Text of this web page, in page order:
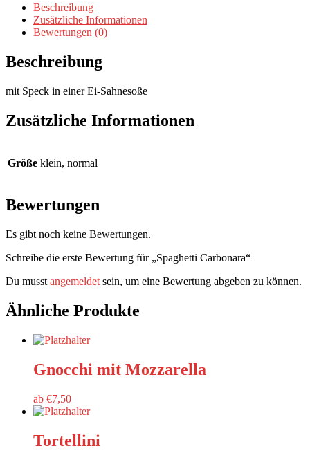
Beschreibung
Zusätzliche Informationen
Bewertungen (0)
Beschreibung
mit Speck in einer Ei-Sahnesoße
Zusätzliche Informationen
Größe klein, normal
Bewertungen
Es gibt noch keine Bewertungen.
Schreibe die erste Bewertung für „Spaghetti Carbonara“
Du musst angemeldet sein, um eine Bewertung abgeben zu können.
Ähnliche Produkte
Gnocchi mit Mozzarella
ab €7,50
Tortellini